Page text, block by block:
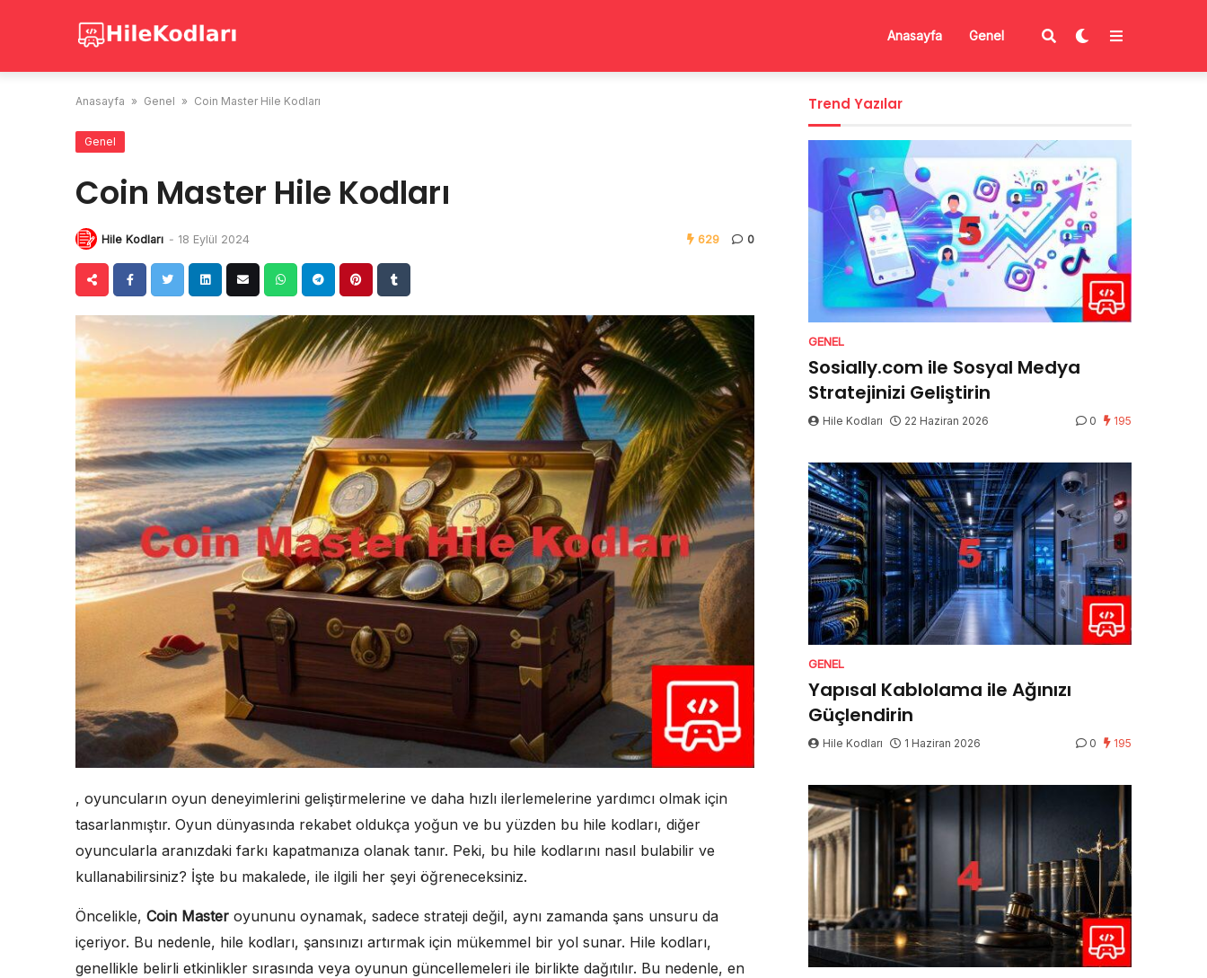
Anasayfa Genel
Anasayfa » Genel » Coin Master Hile Kodları
Genel
Coin Master Hile Kodları
Hile Kodları - 18 Eylül 2024 629 0
, oyuncuların oyun deneyimlerini geliştirmelerine ve daha hızlı ilerlemelerine yardımcı olmak için
tasarlanmıştır. Oyun dünyasında rekabet oldukça yoğun ve bu yüzden bu hile kodları, diğer
oyuncularla aranızdaki farkı kapatmanıza olanak tanır. Peki, bu hile kodlarını nasıl bulabilir ve
kullanabilirsiniz? İşte bu makalede, ile ilgili her şeyi öğreneceksiniz.
Öncelikle, Coin Master oyununu oynamak, sadece strateji değil, aynı zamanda şans unsuru da
içeriyor. Bu nedenle, hile kodları, şansınızı artırmak için mükemmel bir yol sunar. Hile kodları,
genellikle belirli etkinlikler sırasında veya oyunun güncellemeleri ile birlikte dağıtılır. Bu nedenle, en
Trend Yazılar
GENEL
Sosially.com ile Sosyal Medya
Stratejinizi Geliştirin
Hile Kodları 22 Haziran 2026 0 195
GENEL
Yapısal Kablolama ile Ağınızı
Güçlendirin
Hile Kodları 1 Haziran 2026 0 195